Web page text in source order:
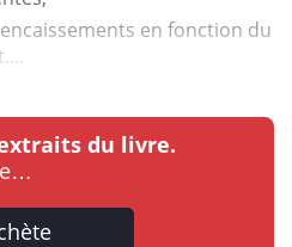
en fonction du
du livre.